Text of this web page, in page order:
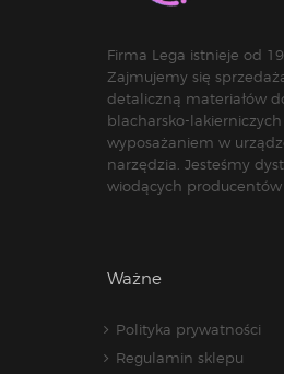
Firma Lega istnieje od
Zajmujemy się
detaliczną materiałów
blacharsko-
wyposażaniem w
narzędzia. Jesteśmy
wiodących producentów
Ważne
Polityka prywatności
Regulamin sklepu